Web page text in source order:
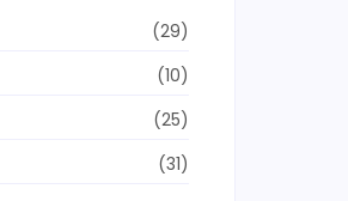
(29)
(10)
(25)
(31)